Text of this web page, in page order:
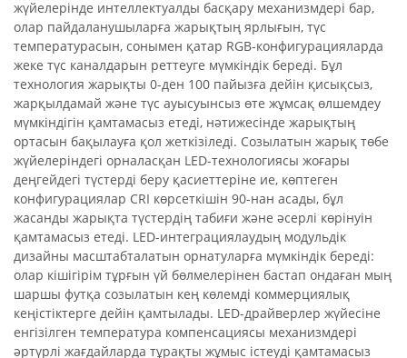
жүйелерінде интеллектуалды басқару механизмдері бар,
олар пайдаланушыларға жарықтың ярлығын, түс
температурасын, сонымен қатар RGB-конфигурацияларда
жеке түс каналдарын реттеуге мүмкіндік береді. Бұл
технология жарықты 0-ден 100 пайызға дейін қисықсыз,
жарқылдамай және түс ауысуынсыз өте жұмсақ өлшемдеу
мүмкіндігін қамтамасыз етеді, нәтижесінде жарықтың
ортасын бақылауға қол жеткізіледі. Созылатын жарық төбе
жүйелеріндегі орналасқан LED-технологиясы жоғары
деңгейдегі түстерді беру қасиеттеріне ие, көптеген
конфигурациялар CRI көрсеткішін 90-нан асады, бұл
жасанды жарықта түстердің табиғи және әсерлі көрінуін
қамтамасыз етеді. LED-интеграциялаудың модульдік
дизайны масштабталатын орнатуларға мүмкіндік береді:
олар кішігірім тұрғын үй бөлмелерінен бастап ондаған мың
шаршы футқа созылатын кең көлемді коммерциялық
кеңістіктерге дейін қамтылады. LED-драйверлер жүйесіне
енгізілген температура компенсациясы механизмдері
әртүрлі жағдайларда тұрақты жұмыс істеуді қамтамасыз